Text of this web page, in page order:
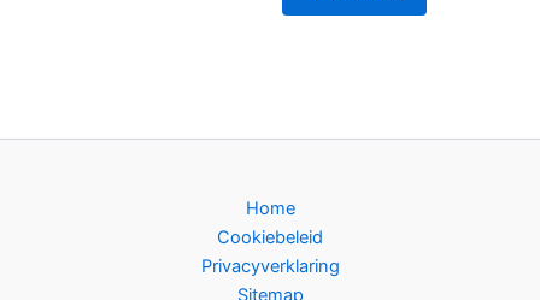
Home
Cookiebeleid
Privacyverklaring
Sitemap